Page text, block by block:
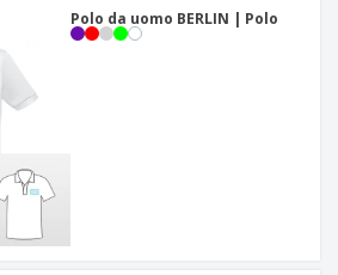
Polo da uomo BERLIN | Polo